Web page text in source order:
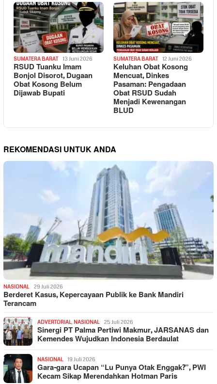
SUMATERA BARAT 13 Juni 2026
RSUD Tuanku Imam
Bonjol Disorot, Dugaan
Obat Kosong Belum
Dijawab Bupati
SUMATERA BARAT 12 Juni 2026
Keluhan Obat Kosong
Mencuat, Dinkes
Pasaman: Pengadaan
Obat RSUD Sudah
Menjadi Kewenangan
BLUD
REKOMENDASI UNTUK ANDA
NASIONAL 29 Juli 2026
Berderet Kasus, Kepercayaan Publik ke Bank Mandiri
Terancam
ADVERTORIAL, NASIONAL 25 Juli 2026
Sinergi PT Palma Pertiwi Makmur, JARSANAS dan
Kemendes Wujudkan Indonesia Berdaulat
NASIONAL 19 Juli 2026
Gara-gara Ucapan “Lu Punya Otak Enggak?”, PWI
Kecam Sikap Merendahkan Hotman Paris